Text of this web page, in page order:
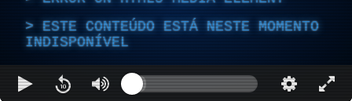
ESTE CONTEÚDO ESTÁ NESTE MOMENTO
INDISPONÍVEL